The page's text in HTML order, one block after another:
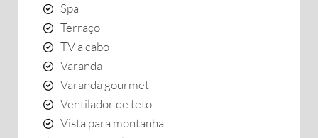
Spa
Terraço
TV a cabo
Varanda
Varanda gourmet
Ventilador de teto
Vista para montanha